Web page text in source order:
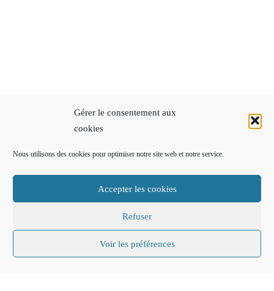
Gérer le consentement aux
cookies
Nous utilisons des cookies pour optimiser notre site web et notre service.
Accepter les cookies
Refuser
Voir les préférences